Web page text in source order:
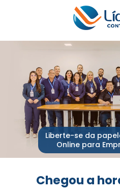
Liberte-se da
Online para
Chegou a